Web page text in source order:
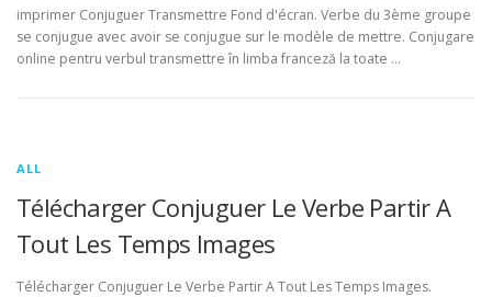
imprimer Conjuguer Transmettre Fond d'écran. Verbe du 3ème groupe
se conjugue avec avoir se conjugue sur le modèle de mettre. Conjugare
online pentru verbul transmettre în limba franceză la toate …
ALL
Télécharger Conjuguer Le Verbe Partir A
Tout Les Temps Images
Télécharger Conjuguer Le Verbe Partir A Tout Les Temps Images.